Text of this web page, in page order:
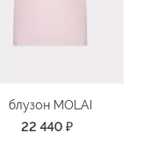
блузон MOLAI
22 440 ₽